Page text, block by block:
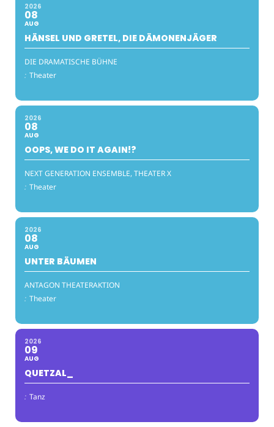
2026
08
AUG
HÄNSEL UND GRETEL, DIE DÄMONENJÄGER
DIE DRAMATISCHE BÜHNE
: Theater
2026
08
AUG
OOPS, WE DO IT AGAIN!?
NEXT GENERATION ENSEMBLE, THEATER X
: Theater
2026
08
AUG
UNTER BÄUMEN
ANTAGON THEATERAKTION
: Theater
2026
09
AUG
QUETZAL_
: Tanz